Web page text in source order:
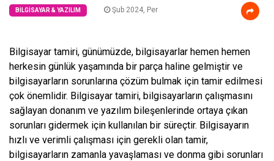
BILGISAYAR & YAZILIM Şub 2024, Per
Bilgisayar tamiri, günümüzde, bilgisayarlar hemen hemen
herkesin günlük yaşamında bir parça haline gelmiştir ve
bilgisayarların sorunlarına çözüm bulmak için tamir edilmesi
çok önemlidir. Bilgisayar tamiri, bilgisayarların çalışmasını
sağlayan donanım ve yazılım bileşenlerinde ortaya çıkan
sorunları gidermek için kullanılan bir süreçtir. Bilgisayarın
hızlı ve verimli çalışması için gerekli olan tamir,
bilgisayarların zamanla yavaşlaması ve donma gibi sorunları